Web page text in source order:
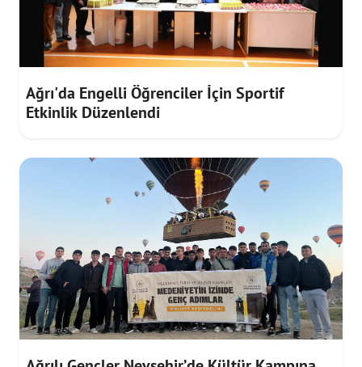
Ağrı'da Engelli Öğrenciler İçin Sportif
Etkinlik Düzenlendi